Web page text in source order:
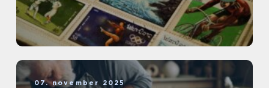
07. november 2025